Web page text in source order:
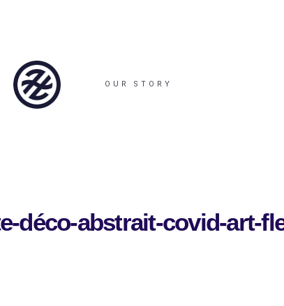
OUR STORY
déco-abstrait-covid-art-